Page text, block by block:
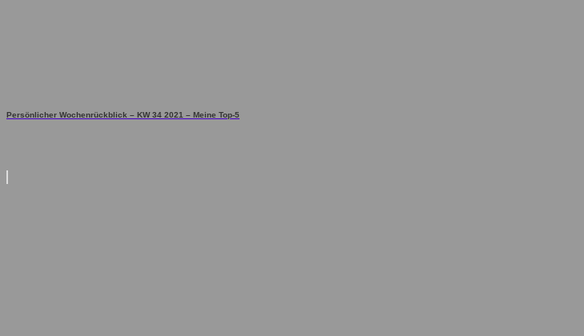
Persönlicher Wochenrückblick – KW 34 2021 – Meine Top-5